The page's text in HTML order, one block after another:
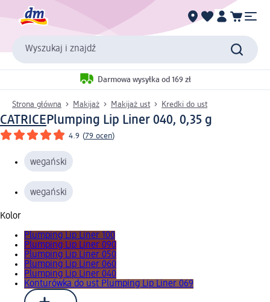
Wyszukaj i znajdź
Darmowa wysyłka od 169 zł
Strona główna Makijaż Makijaż ust Kredki do ust
CATRICEPlumping Lip Liner 040, 0,35 g
4.9 (79 ocen)
wegański
wegański
Kolor
Plumping Lip Liner 100
Plumping Lip Liner 090
Plumping Lip Liner 050
Plumping Lip Liner 060
Plumping Lip Liner 040
Konturówka do ust Plumping Lip Liner 069